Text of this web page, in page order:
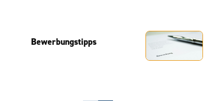
Bewerbungstipps